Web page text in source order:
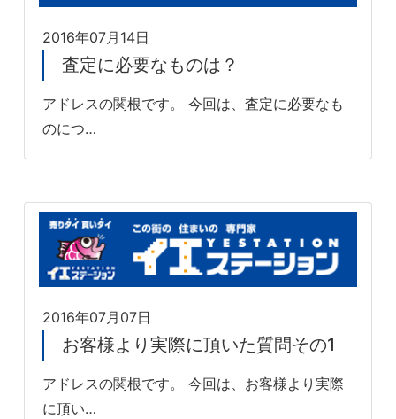
2016年07月14日
査定に必要なものは？
アドレスの関根です。 今回は、査定に必要なも
のにつ…
2016年07月07日
お客様より実際に頂いた質問その1
アドレスの関根です。 今回は、お客様より実際
に頂い…